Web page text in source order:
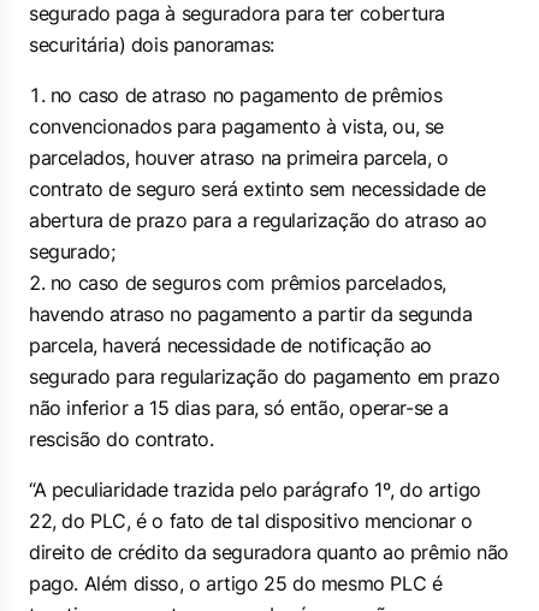
segurado paga à seguradora para ter cobertura
securitária) dois panoramas:
no caso de atraso no pagamento de prêmios
convencionados para pagamento à vista, ou, se
parcelados, houver atraso na primeira parcela, o
contrato de seguro será extinto sem necessidade de
abertura de prazo para a regularização do atraso ao
segurado;
no caso de seguros com prêmios parcelados,
havendo atraso no pagamento a partir da segunda
parcela, haverá necessidade de notificação ao
segurado para regularização do pagamento em prazo
não inferior a 15 dias para, só então, operar-se a
rescisão do contrato.
“A peculiaridade trazida pelo parágrafo 1º, do artigo
22, do PLC, é o fato de tal dispositivo mencionar o
direito de crédito da seguradora quanto ao prêmio não
pago. Além disso, o artigo 25 do mesmo PLC é